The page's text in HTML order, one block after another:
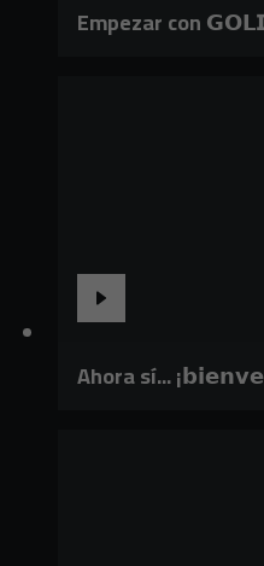
Empezar con
Ahora sí...